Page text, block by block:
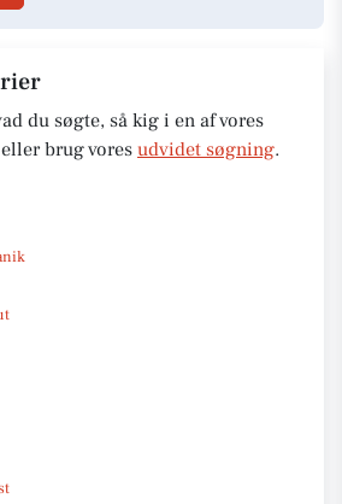
du søgte, så kig i en af vores
brug vores udvidet søgning.